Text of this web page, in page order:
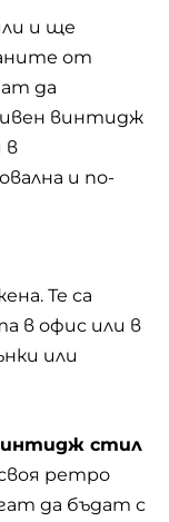
и ще
от
да
винтидж
в
и по-
Те са
в офис или в
или
стил
ретро
да бъдат с